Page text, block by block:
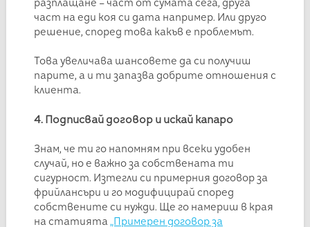
разплащане – част от сумата сега, друга
част на еди коя си дата например. Или друго
решение, според това какъв е проблемът.
Това увеличава шансовете да си получиш
парите, а и ти запазва добрите отношения с
клиента.
4. Подписвай договор и искай капаро
Знам, че ти го напомням при всеки удобен
случай, но е важно за собствената ти
сигурност. Изтегли си примерния договор за
фрийлансъри и го модифицирай според
собствените си нужди. Ще го намериш в края
на статията „Примерен договор за